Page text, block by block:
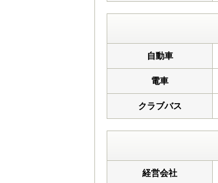
自動車
電車
クラブバス
経営会社